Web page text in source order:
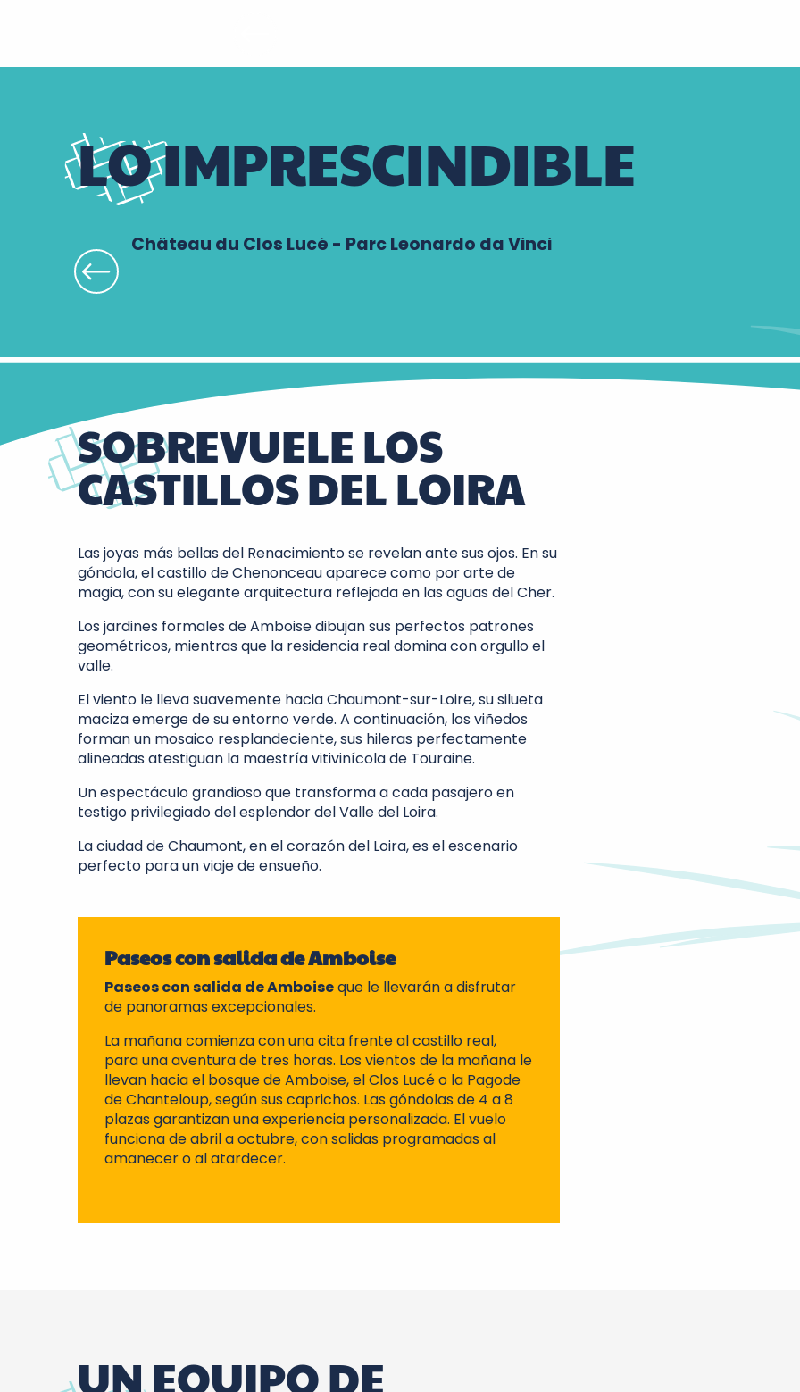
LO IMPRESCINDIBLE
Château du Clos Lucé - Parc Leonardo da Vinci
SOBREVUELE LOS
CASTILLOS DEL LOIRA
Las joyas más bellas del Renacimiento se revelan ante sus ojos. En su
góndola, el castillo de Chenonceau aparece como por arte de
magia, con su elegante arquitectura reflejada en las aguas del Cher.
Los jardines formales de Amboise dibujan sus perfectos patrones
geométricos, mientras que la residencia real domina con orgullo el
valle.
El viento le lleva suavemente hacia Chaumont-sur-Loire, su silueta
maciza emerge de su entorno verde. A continuación, los viñedos
forman un mosaico resplandeciente, sus hileras perfectamente
alineadas atestiguan la maestría vitivinícola de Touraine.
Un espectáculo grandioso que transforma a cada pasajero en
testigo privilegiado del esplendor del Valle del Loira.
La ciudad de Chaumont, en el corazón del Loira, es el escenario
perfecto para un viaje de ensueño.
Paseos con salida de Amboise
Paseos con salida de Amboiseque le llevarán a disfrutar
de panoramas excepcionales.
La mañana comienza con una cita frente al castillo real,
para una aventura de tres horas. Los vientos de la mañana le
llevan hacia el bosque de Amboise, el Clos Lucé o la Pagode
de Chanteloup, según sus caprichos. Las góndolas de 4 a 8
plazas garantizan una experiencia personalizada. El vuelo
funciona de abril a octubre, con salidas programadas al
amanecer o al atardecer.
UN EQUIPO DE